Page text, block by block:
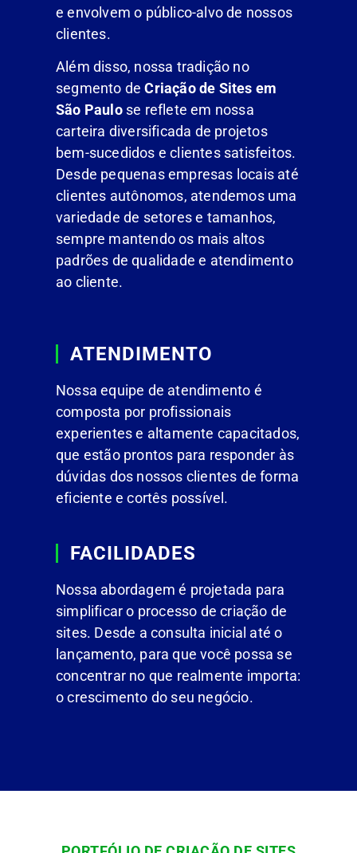
e envolvem o público-alvo de nossos
clientes.
Além disso, nossa tradição no
segmento de Criação de Sites em
São Paulose reflete em nossa
carteira diversificada de projetos
bem-sucedidos e clientes satisfeitos.
Desde pequenas empresas locais até
clientes autônomos, atendemos uma
variedade de setores e tamanhos,
sempre mantendo os mais altos
padrões de qualidade e atendimento
ao cliente.
ATENDIMENTO
Nossa equipe de atendimento é
composta por profissionais
experientes e altamente capacitados,
que estão prontos para responder às
dúvidas dos nossos clientes de forma
eficiente e cortês possível.
FACILIDADES
Nossa abordagem é projetada para
simplificar o processo de criação de
sites. Desde a consulta inicial até o
lançamento, para que você possa se
concentrar no que realmente importa:
o crescimento do seu negócio.